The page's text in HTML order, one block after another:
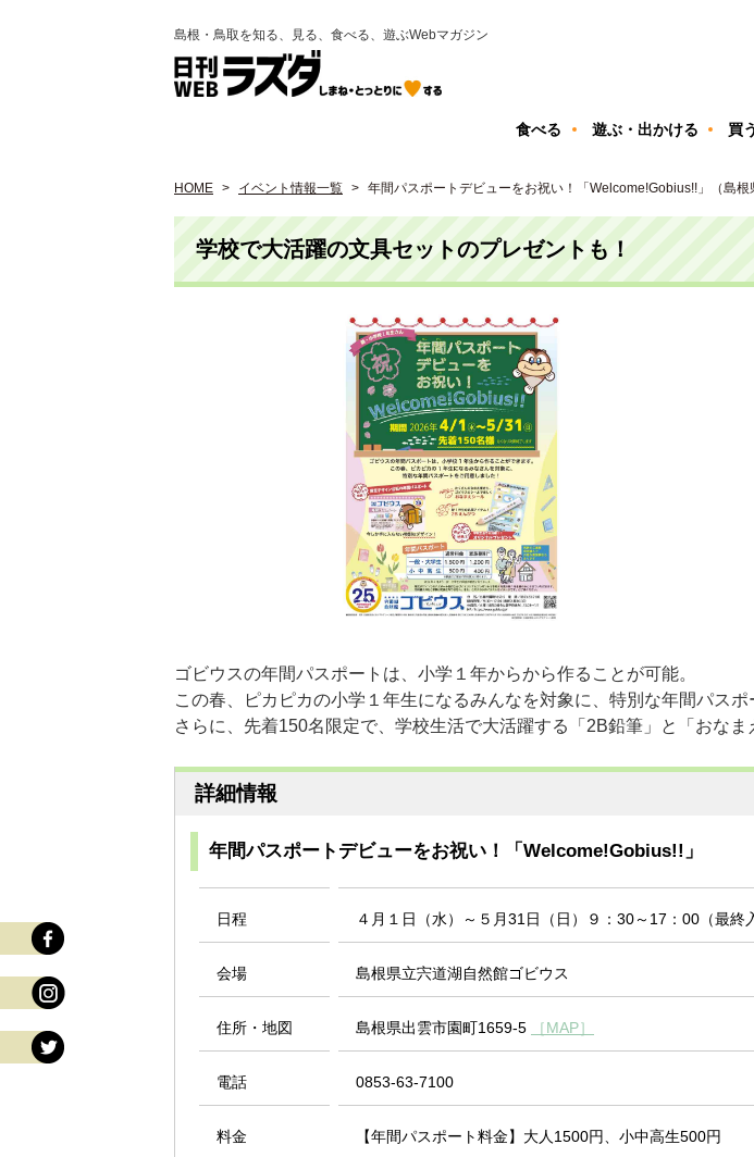
島根・鳥取を知る、見る、食べる、遊ぶWebマガジン
食べる 遊ぶ・出かける 買う
HOME イベント情報一覧 年間パスポートデビューをお祝い！「Welcome!Gobius!!」（島根
学校で大活躍の文具セットのプレゼントも！
ゴビウスの年間パスポートは、小学１年からから作ることが可能。
この春、ピカピカの小学１年生になるみんなを対象に、特別な年間パスポ
さらに、先着150名限定で、学校生活で大活躍する「2B鉛筆」と「おな
詳細情報
年間パスポートデビューをお祝い！「Welcome!Gobius!!」
日程 ４月１日（水）～５月31日（日）９：30～17：00（最終
会場 島根県立宍道湖自然館ゴビウス
住所・地図 島根県出雲市園町1659-5 ［MAP］
電話 0853-63-7100
料金 【年間パスポート料金】大人1500円、小中高生500円